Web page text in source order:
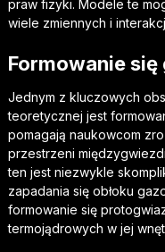
praw fizyki. Modele te
wiele zmiennych i
Formowanie się
Jednym z kluczowych
teoretycznej jest
pomagają naukowcom
przestrzeni
ten jest niezwykle
zapadania się obłoku
formowanie się
termojądrowych w jej